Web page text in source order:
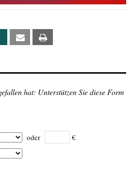
Xing Email
hat: Unterstützen Sie diese Form
oder €